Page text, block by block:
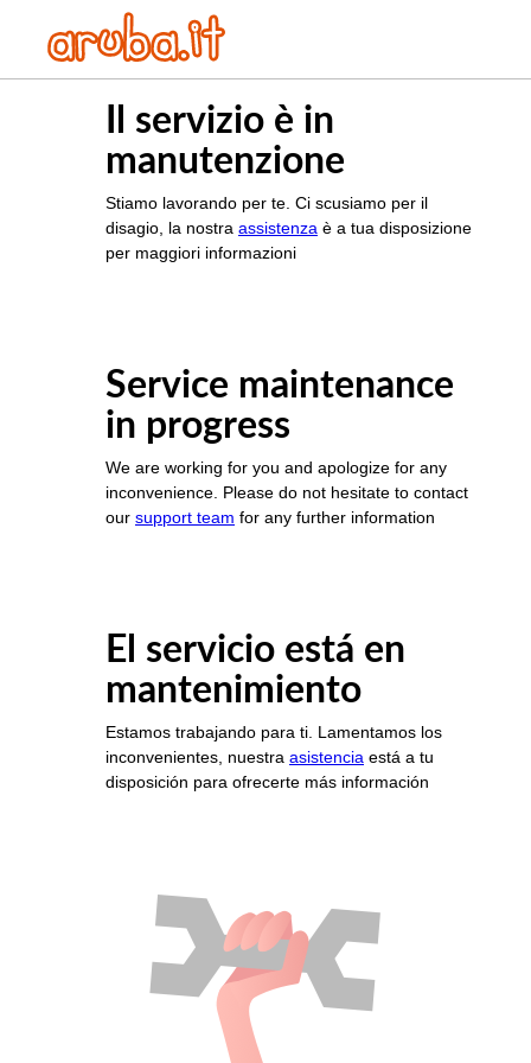
Il servizio è in
manutenzione
Stiamo lavorando per te. Ci scusiamo per il
disagio, la nostra assistenza è a tua disposizione
per maggiori informazioni
Service maintenance
in progress
We are working for you and apologize for any
inconvenience. Please do not hesitate to contact
our support team for any further information
El servicio está en
mantenimiento
Estamos trabajando para ti. Lamentamos los
inconvenientes, nuestra asistencia está a tu
disposición para ofrecerte más información